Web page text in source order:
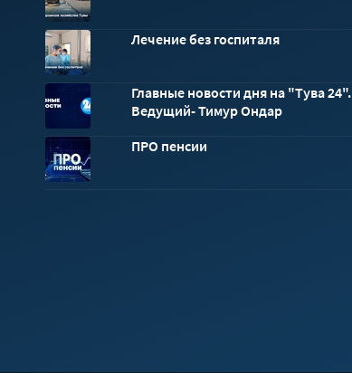
Лечение без госпиталя
Главные новости дня на "Тува 24".
Ведущий- Тимур Ондар
ПРО пенсии